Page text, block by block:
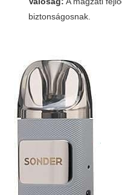
biztonságosnak.